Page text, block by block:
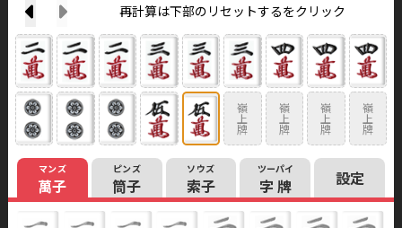
再計算は下部のリセットするをクリック
嶺
上
牌
嶺
上
牌
嶺
上
牌
嶺
上
牌
萬子
マンズ
筒子
ピンズ
索子
ソウズ
字牌
ツーパイ 設定